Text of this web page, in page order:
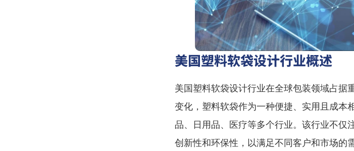
美国塑料软袋设计行业概述
美国塑料软袋设计行业在全球包装领域占据
变化，塑料软袋作为一种便捷、实用且成本
品、日用品、医疗等多个行业。该行业不仅
创新性和环保性，以满足不同客户和市场的需